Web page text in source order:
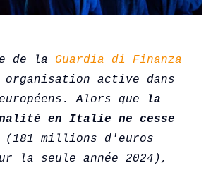
de la Guardia di Finanza
organisation active dans
Alors que
la
en Italie ne cesse
(181 millions d'euros